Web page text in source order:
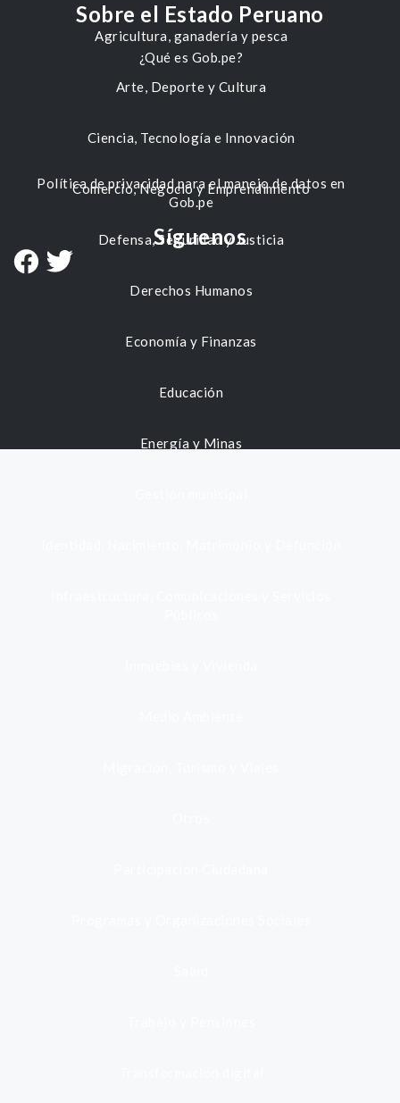
Agricultura, ganadería y pesca
Arte, Deporte y Cultura
Ciencia, Tecnología e Innovación
Comercio, Negocio y Emprendimiento
Defensa, Seguridad y Justicia
Derechos Humanos
Economía y Finanzas
Educación
Energía y Minas
Sobre el Estado Peruano
¿Qué es Gob.pe?
Política de privacidad para el manejo de datos en
Gob.pe
Síguenos